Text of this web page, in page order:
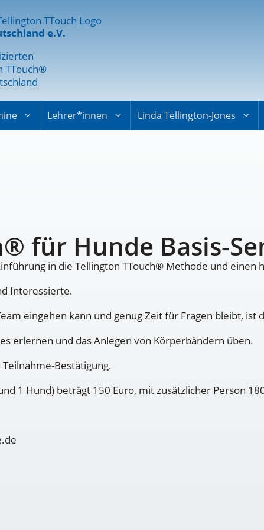
e.V.
TTouch®
Lehrer*innen Linda Tellington-Jones
für Hunde Basis-
in die Tellington TTouch® Methode und
Interessierte.
eingehen kann und genug Zeit für Fragen bleibt,
erlernen und das Anlegen von Körperbändern üben.
Bestätigung.
1 Hund) beträgt 150 Euro, mit zusätzlicher Person